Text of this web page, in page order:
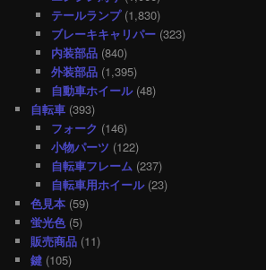
テールランプ(1,830)
ブレーキキャリパー(323)
内装部品(840)
外装部品(1,395)
自動車ホイール(48)
自転車 (393)
フォーク (146)
小物パーツ (122)
自転車フレーム(237)
自転車用ホイール(23)
色見本 (59)
蛍光色(5)
販売商品 (11)
鍵 (105)